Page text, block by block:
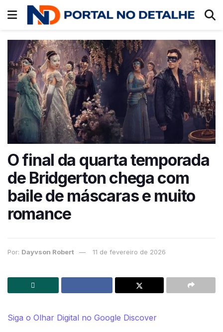
O final da quarta temporada
de Bridgerton chega com
baile de máscaras e muito
romance
Por: Dayvson Robert 11 de fevereiro de 2026
Siga o Olhar Digital no Google Discover